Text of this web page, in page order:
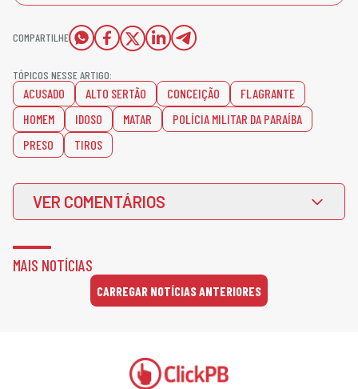
COMPARTILHE
TÓPICOS NESSE ARTIGO:
ACUSADO ALTO SERTÃO CONCEIÇÃO
FLAGRANTE
HOMEM
IDOSO MATAR
POLÍCIA MILITAR DA PARAÍBA
PRESO
TIROS
VER COMENTÁRIOS
MAIS NOTÍCIAS
CARREGAR NOTÍCIAS ANTERIORES